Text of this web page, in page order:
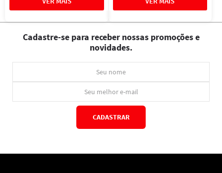
Cadastre-se para receber nossas promoções e
novidades.
CADASTRAR